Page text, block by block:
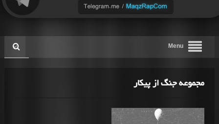
Menu
مجموعه جنگ از پیکار